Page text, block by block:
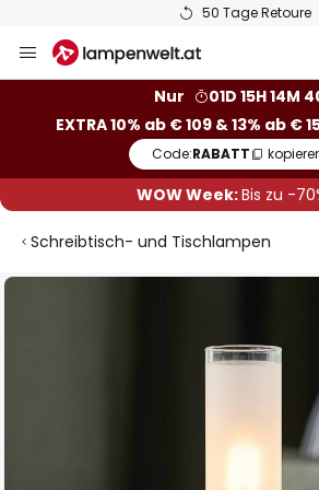
50 Tage Retoure
Inhalt
Nur
01D 15H 14M
EXTRA 10% ab € 109 & 13% ab €
Code:RABATT
WOW Week:Bis zu -
Schreibtisch- und Tischlampen
Zum